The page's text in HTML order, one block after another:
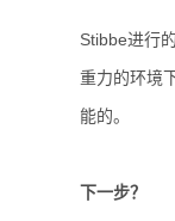
Stibbe进行
重力的环境
能的。
下一步？